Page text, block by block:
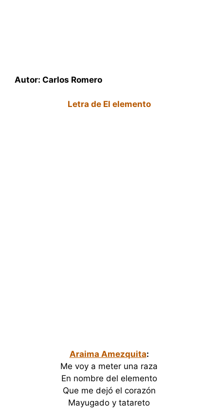
Autor: Carlos Romero
Letra de El elemento
Araima Amezquita:
Me voy a meter una raza
En nombre del elemento
Que me dejó el corazón
Mayugado y tatareto